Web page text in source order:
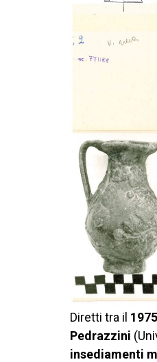
Diretti tra il
Pedrazzini
insediamenti